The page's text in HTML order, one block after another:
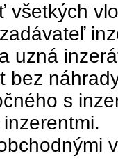
všetkých
uzná
bez
s